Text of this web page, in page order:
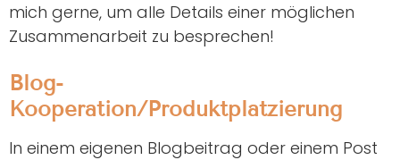
mich gerne, um alle Details einer möglichen
Zusammenarbeit zu besprechen!
Blog-
Kooperation/Produktplatzierung
In einem eigenen Blogbeitrag oder einem Post